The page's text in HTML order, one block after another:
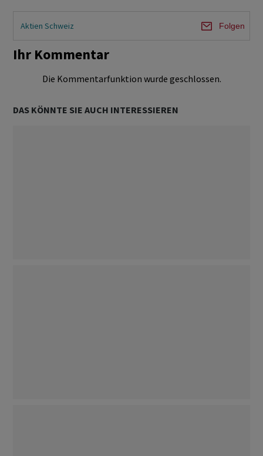
Aktien Schweiz Folgen
Ihr Kommentar
Die Kommentarfunktion wurde geschlossen.
DAS KÖNNTE SIE AUCH INTERESSIEREN